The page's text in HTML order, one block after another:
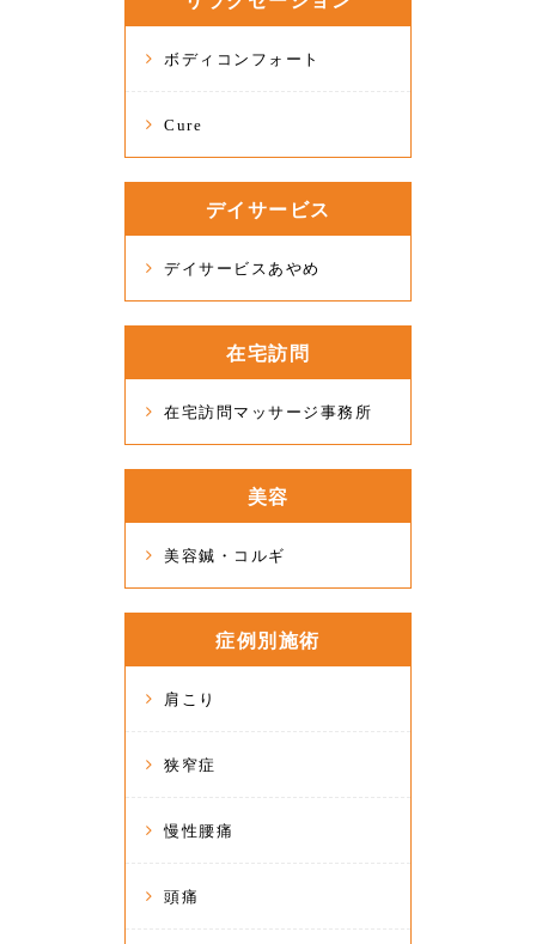
ボディコンフォート
Cure
デイサービス
デイサービスあやめ
在宅訪問
在宅訪問マッサージ事務所
美容
美容鍼・コルギ
症例別施術
肩こり
狭窄症
慢性腰痛
頭痛